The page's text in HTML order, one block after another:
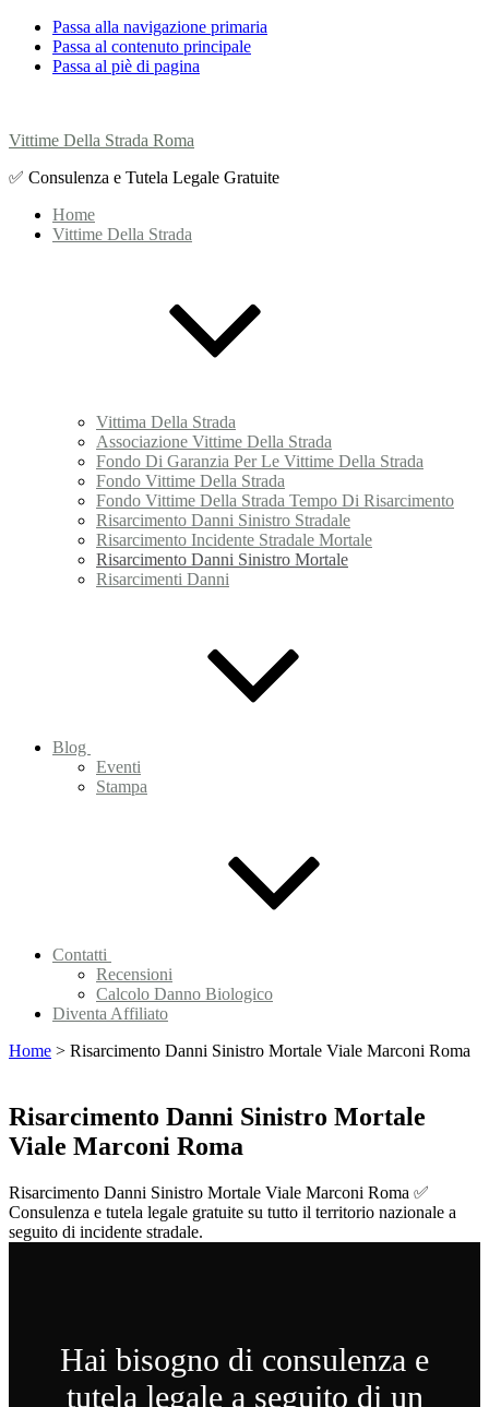
Passa alla navigazione primaria
Passa al contenuto principale
Passa al piè di pagina
Vittime Della Strada Roma
✅ Consulenza e Tutela Legale Gratuite
Home
Vittime Della Strada
Vittima Della Strada
Associazione Vittime Della Strada
Fondo Di Garanzia Per Le Vittime Della Strada
Fondo Vittime Della Strada
Fondo Vittime Della Strada Tempo Di Risarcimento
Risarcimento Danni Sinistro Stradale
Risarcimento Incidente Stradale Mortale
Risarcimento Danni Sinistro Mortale
Risarcimenti Danni
Blog
Eventi
Stampa
Contatti
Recensioni
Calcolo Danno Biologico
Diventa Affiliato
Home > Risarcimento Danni Sinistro Mortale Viale Marconi Roma
Risarcimento Danni Sinistro Mortale
Viale Marconi Roma
Risarcimento Danni Sinistro Mortale Viale Marconi Roma ✅
Consulenza e tutela legale gratuite su tutto il territorio nazionale a
seguito di incidente stradale.
Hai bisogno di consulenza e
tutela legale a seguito di un